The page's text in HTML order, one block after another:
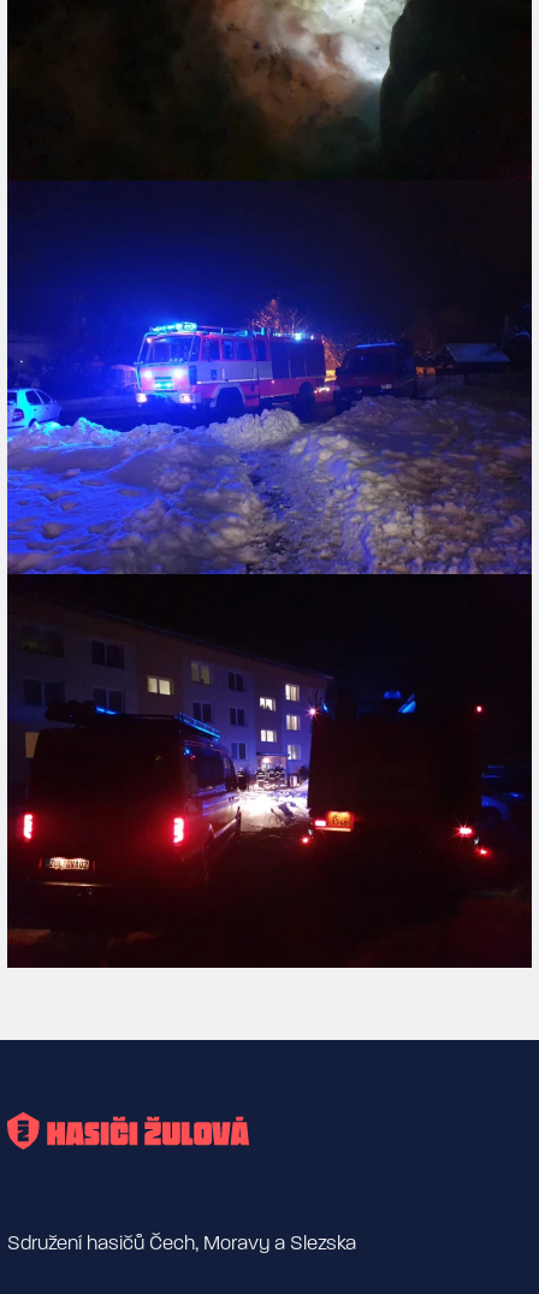
Sdružení hasičů Čech, Moravy a Slezska